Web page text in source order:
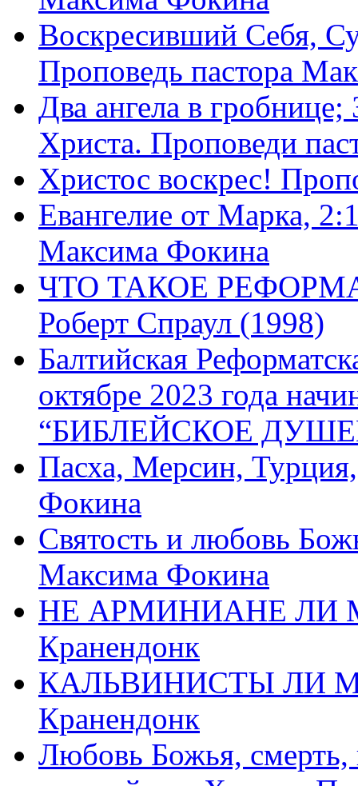
Воскресивший Себя,
Проповедь пастора
Два ангела в
Христа. Проповеди
Христос воскрес!
Евангелие от Марка,
Максима Фокина
ЧТО ТАКОЕ
Роберт Спраул (1998)
Балтийская
октябре 2023 года
“БИБЛЕЙСКОЕ
Пасха, Мерсин,
Фокина
Святость и любовь
Максима Фокина
НЕ АРМИНИАНЕ ЛИ
Кранендонк
КАЛЬВИНИСТЫ ЛИ
Кранендонк
Любовь Божья, смерть,